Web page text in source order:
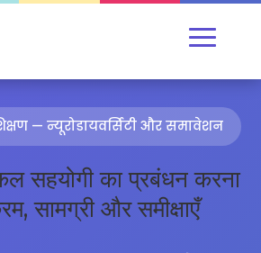
— न्यूरोडायवर्सिटी और समावेशन
सहयोगी का प्रबंधन करना
सामग्री और समीक्षाएँ